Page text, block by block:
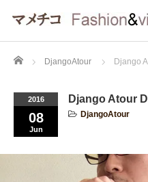
Home DjangoAtour Django
2016
08
Jun
Django Atour
DjangoAtour